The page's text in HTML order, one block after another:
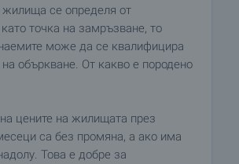
се определя от
точка на замръзване, то
може да се квалифицира
объркване. От какво е породено
цените на жилищата през
са без промяна, a ако има
Това е добре за